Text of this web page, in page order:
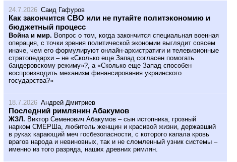
24.7.2026 Саид Гафуров
Как закончится СВО или не путайте политэкономию и
бюджетный процесс
Война и мир. Вопрос о том, когда закончится специальная военная
операция, с точки зрения политической экономии выглядит совсем
иначе, чем его формулируют онлайн-архистратиги и телевизионные
стратопедархи – не «Сколько еще Запад согласен помогать
бандеровскому режиму»?, а «Сколько еще Запад способен
воспроизводить механизм финансирования украинского
государства?»
18.7.2026 Андрей Дмитриев
Последний римлянин Абакумов
ЖЗЛ. Виктор Семенович Абакумов – сын истопника, грозный
нарком СМЕРШа, любитель женщин и красивой жизни, державший
в руках карающий меч госбезопасности, с которого капала кровь
врагов народа и невиновных, так и не сломленный узник системы –
именно из того разряда, наших древних римлян.